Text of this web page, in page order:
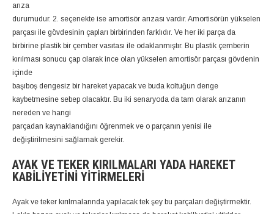
arıza
durumudur. 2. seçenekte ise amortisör arızası vardır. Amortisörün yükselen
parçası ile gövdesinin çapları birbirinden farklıdır. Ve her iki parça da
birbirine plastik bir çember vasıtası ile odaklanmıştır. Bu plastik çemberin
kırılması sonucu çap olarak ince olan yükselen amortisör parçası gövdenin
içinde
başıboş dengesiz bir hareket yapacak ve buda koltuğun denge
kaybetmesine sebep olacaktır. Bu iki senaryoda da tam olarak arızanın
nereden ve hangi
parçadan kaynaklandığını öğrenmek ve o parçanın yenisi ile
değiştirilmesini sağlamak gerekir.
AYAK VE TEKER KIRILMALARI YADA HAREKET
KABILIYETINI YITIRMELERI
Ayak ve teker kırılmalarında yapılacak tek şey bu parçaları değiştirmektir.